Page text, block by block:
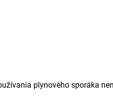
plynového sporáka